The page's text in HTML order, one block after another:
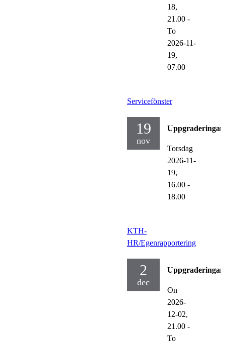
18,
21.00 -
To
2026-11-
19,
07.00
Servicefönster
19
nov
Uppgraderingar
Torsdag
2026-11-
19,
16.00 -
18.00
KTH-
HR/Egenrapportering
2
dec
Uppgraderingar
On
2026-
12-02,
21.00 -
To